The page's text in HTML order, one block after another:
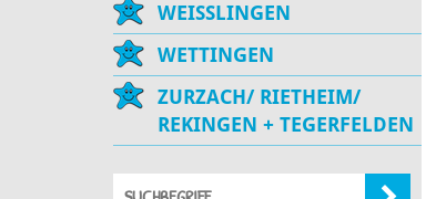
WEISSLINGEN
WETTINGEN
ZURZACH/ RIETHEIM/
REKINGEN + TEGERFELDEN